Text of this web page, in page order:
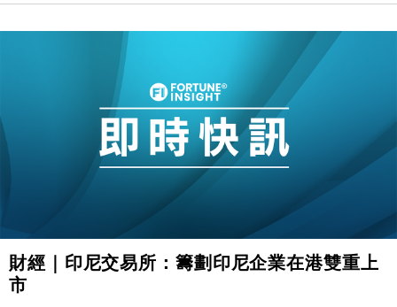
財經｜印尼交易所：籌劃印尼企業在港雙重上
市